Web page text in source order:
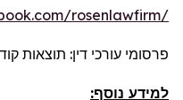
rosenlawfirm/
פרסומי עורכי דין: תוצאות
למידע נוסף: